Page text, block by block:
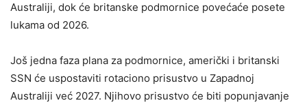
Australiji, dok će britanske podmornice povećaće posete
lukama od 2026.
Još jedna faza plana za podmornice, američki i britanski
SSN će uspostaviti rotaciono prisustvo u Zapadnoj
Australiji već 2027. Njihovo prisustvo će biti popunjavanje